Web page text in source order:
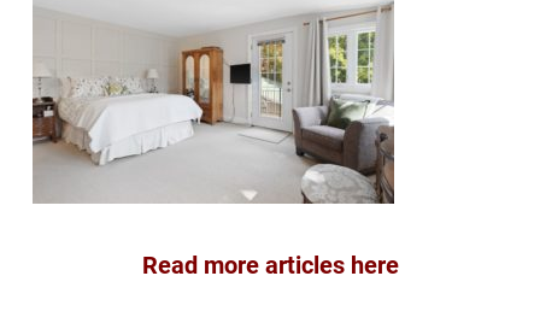
Read more articles here